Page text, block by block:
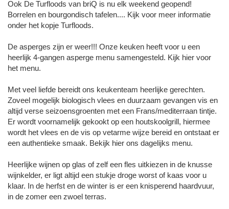
Ook De Turfloods van briQ is nu elk weekend geopend!
Borrelen en bourgondisch tafelen.... Kijk voor meer informatie
onder het kopje Turfloods.
De asperges zijn er weer!!! Onze keuken heeft voor u een
heerlijk 4-gangen asperge menu samengesteld. Kijk hier voor
het menu.
Met veel liefde bereidt ons keukenteam heerlijke gerechten.
Zoveel mogelijk biologisch vlees en duurzaam gevangen vis en
altijd verse seizoensgroenten met een Frans/mediterraan tintje.
Er wordt voornamelijk gekookt op een houtskoolgrill, hiermee
wordt het vlees en de vis op vetarme wijze bereid en ontstaat er
een authentieke smaak. Bekijk hier ons dagelijks menu.
Heerlijke wijnen op glas of zelf een fles uitkiezen in de knusse
wijnkelder, er ligt altijd een stukje droge worst of kaas voor u
klaar. In de herfst en de winter is er een knisperend haardvuur,
in de zomer een zwoel terras.